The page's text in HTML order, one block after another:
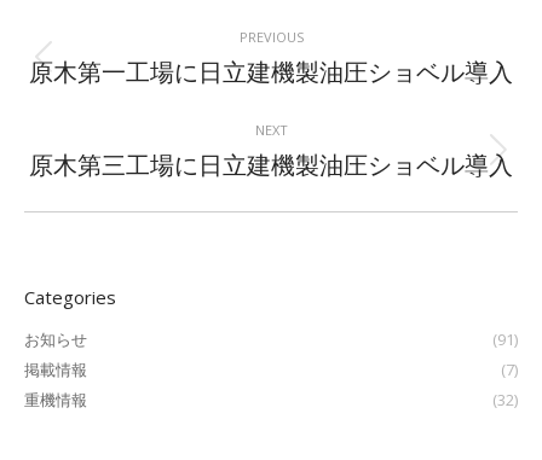
navigation
PREVIOUS
Previous
post:
原木第一工場に日立建機製油圧ショベル導入
NEXT
Next
post:
原木第三工場に日立建機製油圧ショベル導入
Categories
お知らせ
(91)
掲載情報
(7)
重機情報
(32)